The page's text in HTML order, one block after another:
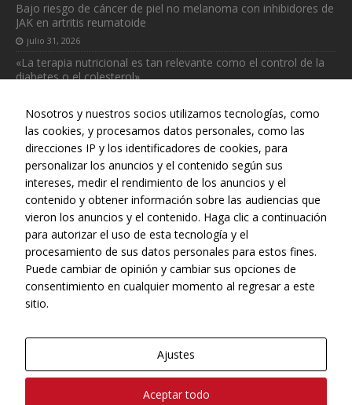
Bajo riesgo de cáncer de piel no melanoma con inhibidores de
JAK en artritis reumatoide
julio 31, 2026
«La terapia nutricional es tan relevante como el control de la
diabetes o el colesterol»
Web realizada con el patrocinio del Centro Español de Derechos
Reprográficos
Nosotros y nuestros socios utilizamos tecnologías, como
las cookies, y procesamos datos personales, como las
direcciones IP y los identificadores de cookies, para
personalizar los anuncios y el contenido según sus
intereses, medir el rendimiento de los anuncios y el
contenido y obtener información sobre las audiencias que
vieron los anuncios y el contenido. Haga clic a continuación
para autorizar el uso de esta tecnología y el
procesamiento de sus datos personales para estos fines.
Puede cambiar de opinión y cambiar sus opciones de
consentimiento en cualquier momento al regresar a este
sitio.
Ajustes
Aceptar todo
funcione la
Estadísticas
mejorar la
funcionalidad
y estructura
de la web, en
base a cómo
se usa la web.